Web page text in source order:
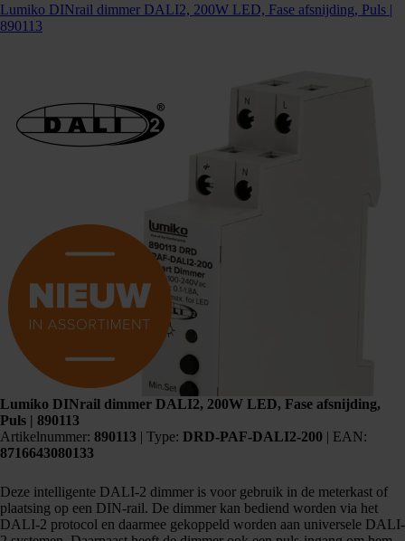
Lumiko DINrail dimmer DALI2, 200W LED, Fase afsnijding, Puls |
890113
Lumiko DINrail dimmer DALI2, 200W LED, Fase afsnijding,
Puls | 890113
Artikelnummer: 890113 | Type: DRD-PAF-DALI2-200 | EAN:
8716643080133
Deze intelligente DALI-2 dimmer is voor gebruik in de meterkast of
plaatsing op een DIN-rail. De dimmer kan bediend worden via het
DALI-2 protocol en daarmee gekoppeld worden aan universele DALI-